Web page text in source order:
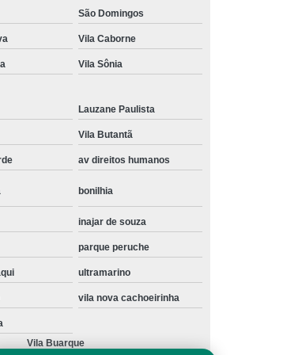
de Maquina de Lavar Samsung
Maquina de Lavar Roupa
Maquina Lavar e Seca
de Lava e Seca
Instalação Lava Seca
Lava e Seca Samsung
e Seca Instalação
em Fogão
São Domingos
Vila Caborne
Vila Sônia
Lauzane Paulista
Vila Butantã
av direitos humanos
bonilhia
inajar de souza
parque peruche
ultramarino
vila nova cachoeirinha
Vila Buarque